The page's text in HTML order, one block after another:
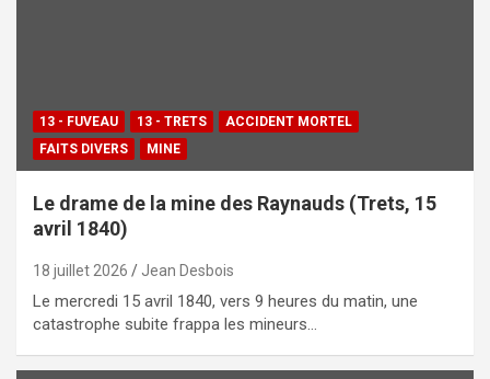
13 - FUVEAU 13 - TRETS
ACCIDENT MORTEL
FAITS DIVERS
MINE
Le drame de la mine des Raynauds (Trets, 15
avril 1840)
18 juillet 2026 Jean Desbois
Le mercredi 15 avril 1840, vers 9 heures du matin, une
catastrophe subite frappa les mineurs…